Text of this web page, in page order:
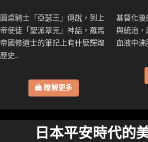
圓桌騎士「亞瑟王」傳說，到上
帝使徒「聖派翠克」神話，羅馬
帝國修道士的筆記上有什麼輝煌
歷史..
瞭解更多
基督化後
與統治，
血液中沸
日本平安時代的